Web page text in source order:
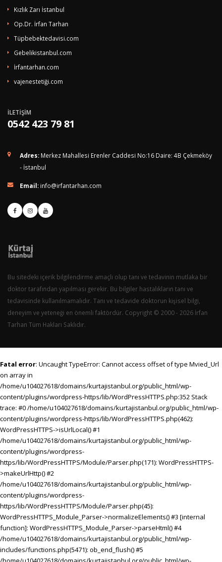
Kızlık Zarı İstanbul
Op.Dr. İrfan Tarhan
Tüpbebektedavisi.com
Gebelikistanbul.com
İrfantarhan.com
vajenestetiği.com
İLETİŞİM
0542 423 79 81
Adres: Merkez Mahallesi Erenler Caddesi No:16 Daire: 4B Çekmeköy
- İstanbul
Email: info@irfantarhan.com
Bu sitedeki içerik bilgilendirme amaçlı olup tanı ve tedavinin mutlaka bir
doktor tarafından yapılması gerekir. Bu bilgiler hastalıkların tanı ve
tedavisinde kullanılmamalıdır. Tanı ve tedavide doktorun kişisel bilgi,
deneyim ve yeteneği en önemli faktördür. Copyright © 2000 - 2026 İrfan
Tarhan Tüm Hakları Saklıdır.
Fatal error: Uncaught TypeError: Cannot access offset of type Mvied_Url
on array in
/home/u104027618/domains/kurtajistanbul.org/public_html/wp-
content/plugins/wordpress-https/lib/WordPressHTTPS.php:352 Stack
trace: #0 /home/u104027618/domains/kurtajistanbul.org/public_html/wp-
content/plugins/wordpress-https/lib/WordPressHTTPS.php(462):
WordPressHTTPS->isUrlLocal() #1
/home/u104027618/domains/kurtajistanbul.org/public_html/wp-
content/plugins/wordpress-
https/lib/WordPressHTTPS/Module/Parser.php(171): WordPressHTTPS-
>makeUrlHttp() #2
/home/u104027618/domains/kurtajistanbul.org/public_html/wp-
content/plugins/wordpress-
https/lib/WordPressHTTPS/Module/Parser.php(45):
WordPressHTTPS_Module_Parser->normalizeElements() #3 [internal
function]: WordPressHTTPS_Module_Parser->parseHtml() #4
/home/u104027618/domains/kurtajistanbul.org/public_html/wp-
includes/functions.php(5471): ob_end_flush() #5